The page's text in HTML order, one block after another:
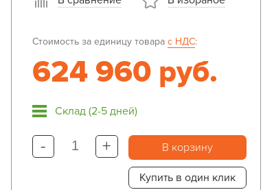
Стоимость за единицу товара с НДС:
624 960 руб.
Склад (2-5 дней)
- + В корзину
Купить в один клик